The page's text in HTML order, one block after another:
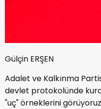
Gülçin ERŞEN
Adalet ve Kalkınma
devlet protokolünde
"uç" örneklerini